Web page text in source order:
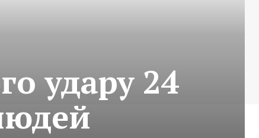
удару 24